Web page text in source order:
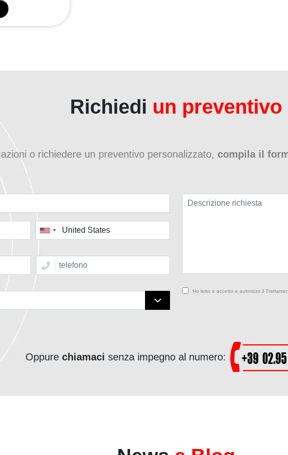
Richiedi un preventivo
o richiedere un preventivo personalizzato, compila il
Ho letto e accetto e autorizzo il
Oppure chiamaci senza impegno al numero: